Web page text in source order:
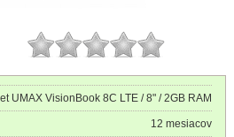
UMAX VisionBook 8C LTE / 8" / 2GB RAM
12 mesiacov